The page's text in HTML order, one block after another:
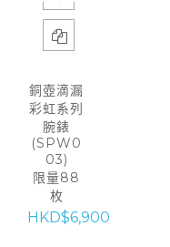
銅壺滴漏
彩虹系列
腕錶
(SPW0
03)
限量88
枚
HKD$6,900